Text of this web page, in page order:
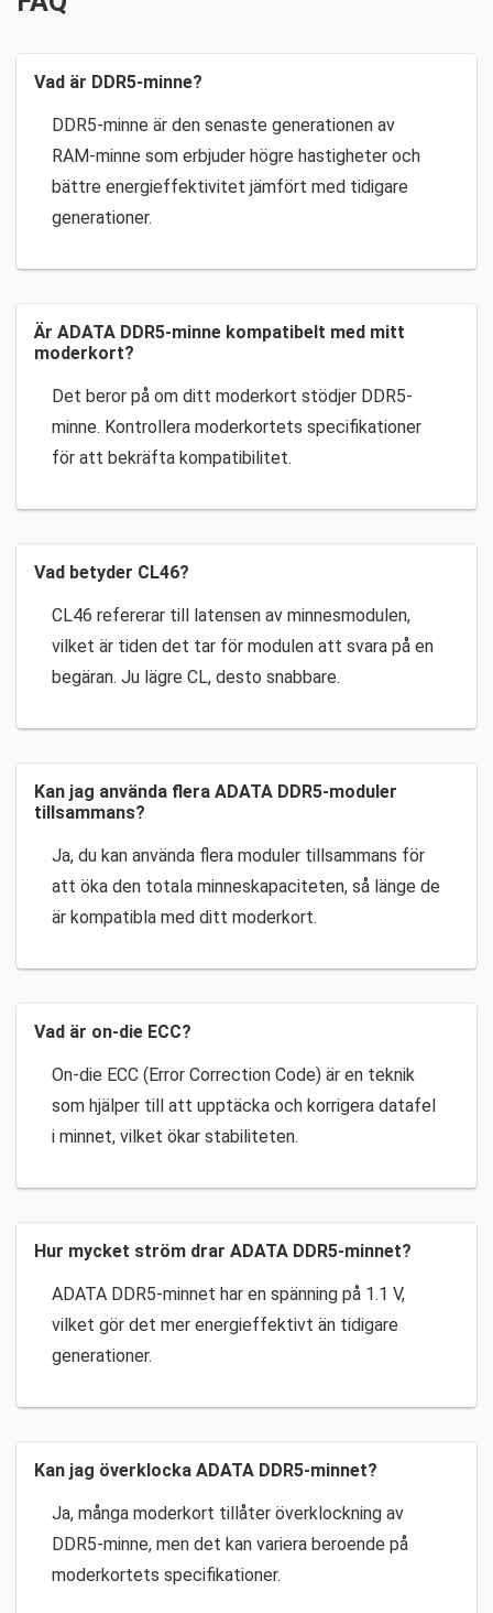
Vad är DDR5-minne?
DDR5-minne är den senaste generationen av
RAM-minne som erbjuder högre hastigheter och
bättre energieffektivitet jämfört med tidigare
generationer.
Är ADATA DDR5-minne kompatibelt med mitt
moderkort?
Det beror på om ditt moderkort stödjer DDR5-
minne. Kontrollera moderkortets specifikationer
för att bekräfta kompatibilitet.
Vad betyder CL46?
CL46 refererar till latensen av minnesmodulen,
vilket är tiden det tar för modulen att svara på en
begäran. Ju lägre CL, desto snabbare.
Kan jag använda flera ADATA DDR5-moduler
tillsammans?
Ja, du kan använda flera moduler tillsammans för
att öka den totala minneskapaciteten, så länge de
är kompatibla med ditt moderkort.
Vad är on-die ECC?
On-die ECC (Error Correction Code) är en teknik
som hjälper till att upptäcka och korrigera datafel
i minnet, vilket ökar stabiliteten.
Hur mycket ström drar ADATA DDR5-minnet?
ADATA DDR5-minnet har en spänning på 1.1 V,
vilket gör det mer energieffektivt än tidigare
generationer.
Kan jag överklocka ADATA DDR5-minnet?
Ja, många moderkort tillåter överklockning av
DDR5-minne, men det kan variera beroende på
moderkortets specifikationer.